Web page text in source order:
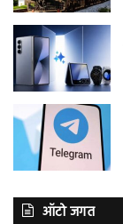
ऑटो जगत